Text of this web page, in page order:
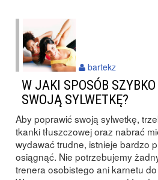
W JAKI SPOSÓB
SWOJĄ SYLWETKĘ?
Aby poprawić swoją sylwetkę,
tkanki tłuszczowej oraz nabrać
wydawać trudne, istnieje bardzo
osiągnąć. Nie potrzebujemy
trenera osobistego ani karnetu
bartekz